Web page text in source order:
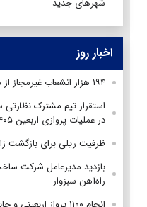
شهرهای جدید
اخبار روز
۱۹۴ هزار انشعاب غیرمجاز از شبکه برق جمع‌آوری شد
استقرار تیم مشترک نظارتی
در عملیات پروازی اربعین ۱۴۰۵
ظرفیت ریلی برای بازگشت
بازدید مدیرعامل شرکت
راه‌آهن سبزوار